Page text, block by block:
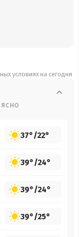
условиях на сегодня
37°/22°
39°/24°
39°/24°
39°/25°